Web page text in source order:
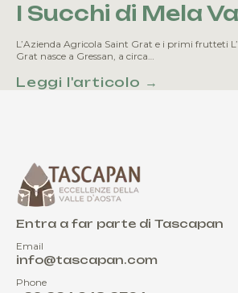
I Succhi di Mela
L’Azienda Agricola Saint Grat e i primi frutteti
Grat nasce a Gressan, a circa…
Leggi l'articolo →
Entra a far parte di Tascapan
Email
info@tascapan.com
Phone